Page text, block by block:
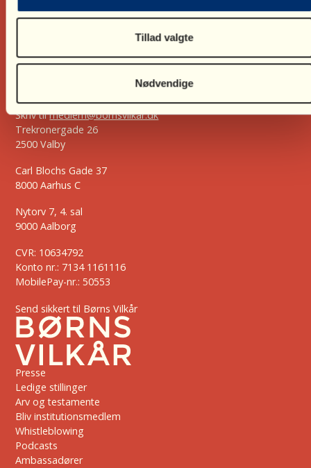
Tillad valgte
Nødvendige
Skriv tilbv@bornsvilkar.dk
Skriv tilmedlem@bornsvilkar.dk
Trekronergade 26
2500 Valby
Carl Blochs Gade 37
8000 Aarhus C
Nytorv 7, 4. sal
9000 Aalborg
CVR: 10634792
Konto nr.: 7134 1161116
MobilePay-nr.: 50553
Send sikkert til Børns Vilkår
Presse
Ledige stillinger
Arv og testamente
Bliv institutionsmedlem
Whistleblowing
Podcasts
Ambassadører